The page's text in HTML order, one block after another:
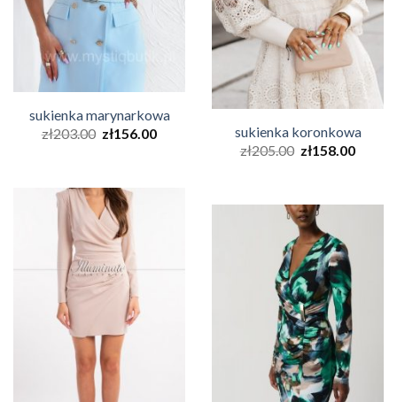
sukienka marynarkowa
zł203.00 zł156.00
sukienka koronkowa
zł205.00 zł158.00